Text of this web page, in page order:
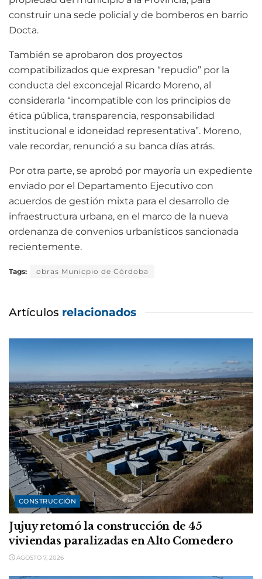
construir una sede policial y de bomberos en barrio
Docta.
También se aprobaron dos proyectos
compatibilizados que expresan “repudio” por la
conducta del exconcejal Ricardo Moreno, al
considerarla “incompatible con los principios de
ética pública, transparencia, responsabilidad
institucional e idoneidad representativa”. Moreno,
vale recordar, renunció a su banca días atrás.
Por otra parte, se aprobó por mayoría un expediente
enviado por el Departamento Ejecutivo con
acuerdos de gestión mixta para el desarrollo de
infraestructura urbana, en el marco de la nueva
ordenanza de convenios urbanísticos sancionada
recientemente.
Tags: obras Municpio de Córdoba
Artículos relacionados
CONSTRUCCIÓN
Jujuy retomó la construcción de 45
viviendas paralizadas en Alto Comedero
AGOSTO 7, 2026